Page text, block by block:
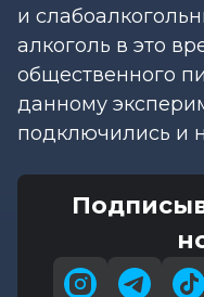
и
алкоголь в это
общественного
данному
подключились и